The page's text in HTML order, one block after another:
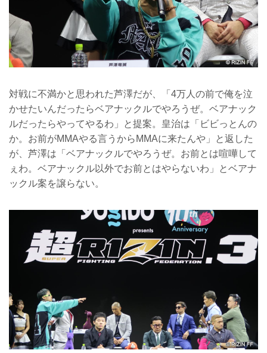
対戦に不満かと思われた芦澤だが、「4万人の前で俺を泣
かせたいんだったらベアナックルでやろうぜ。ベアナック
ルだったらやってやるわ」と提案。皇治は「ビビっとんの
か。お前がMMAやる言うからMMAに来たんや」と返した
が、芦澤は「ベアナックルでやろうぜ。お前とは喧嘩して
ぇわ。ベアナックル以外でお前とはやらないわ」とベアナ
ックル案を譲らない。